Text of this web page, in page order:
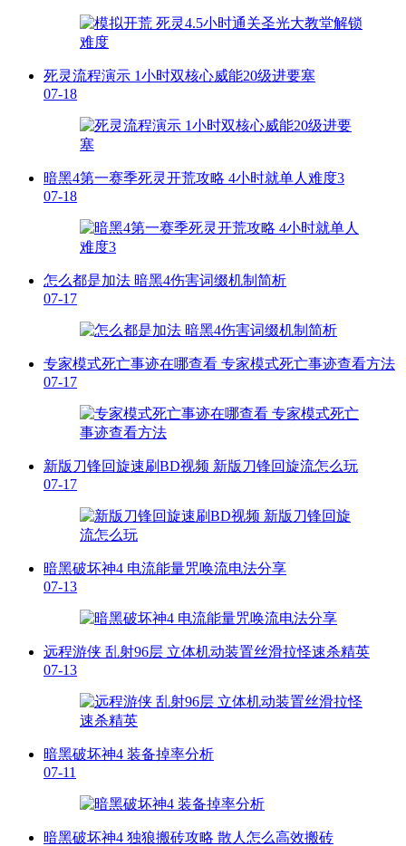
死灵流程演示 1小时双核心威能20级进要塞
07-18
暗黑4第一赛季死灵开荒攻略 4小时就单人难度3
07-18
怎么都是加法 暗黑4伤害词缀机制简析
07-17
专家模式死亡事迹在哪查看 专家模式死亡事迹查看方法
07-17
新版刀锋回旋速刷BD视频 新版刀锋回旋流怎么玩
07-17
暗黑破坏神4 电流能量咒唤流电法分享
07-13
远程游侠 乱射96层 立体机动装置丝滑拉怪速杀精英
07-13
暗黑破坏神4 装备掉率分析
07-11
暗黑破坏神4 独狼搬砖攻略 散人怎么高效搬砖